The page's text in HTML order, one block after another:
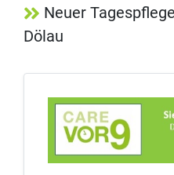
Neuer
Dölau